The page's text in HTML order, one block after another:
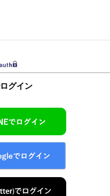
グイン